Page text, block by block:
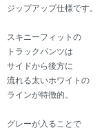
ジップアップ仕様です。
スキニーフィットの
トラックパンツは
サイドから後方に
流れる太いホワイトの
ラインが特徴的。
グレーが入ることで